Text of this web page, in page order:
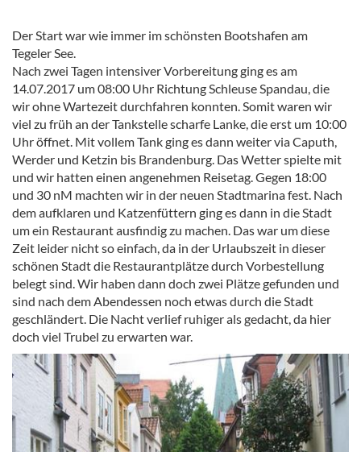
Der Start war wie immer im schönsten Bootshafen am
Tegeler See.
Nach zwei Tagen intensiver Vorbereitung ging es am
14.07.2017 um 08:00 Uhr Richtung Schleuse Spandau, die
wir ohne Wartezeit durchfahren konnten. Somit waren wir
viel zu früh an der Tankstelle scharfe Lanke, die erst um 10:00
Uhr öffnet. Mit vollem Tank ging es dann weiter via Caputh,
Werder und Ketzin bis Brandenburg. Das Wetter spielte mit
und wir hatten einen angenehmen Reisetag. Gegen 18:00
und 30 nM machten wir in der neuen Stadtmarina fest. Nach
dem aufklaren und Katzenfüttern ging es dann in die Stadt
um ein Restaurant ausfindig zu machen. Das war um diese
Zeit leider nicht so einfach, da in der Urlaubszeit in dieser
schönen Stadt die Restaurantplätze durch Vorbestellung
belegt sind. Wir haben dann doch zwei Plätze gefunden und
sind nach dem Abendessen noch etwas durch die Stadt
geschländert. Die Nacht verlief ruhiger als gedacht, da hier
doch viel Trubel zu erwarten war.